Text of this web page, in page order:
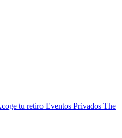
tu retiro Eventos Privados The